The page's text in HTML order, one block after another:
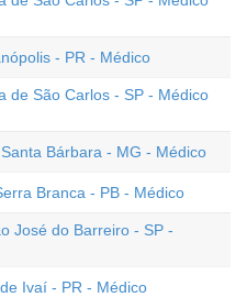
- PR - Médico
de São Carlos - SP - Médico
Bárbara - MG - Médico
Branca - PB - Médico
José do Barreiro - SP -
Ivaí - PR - Médico